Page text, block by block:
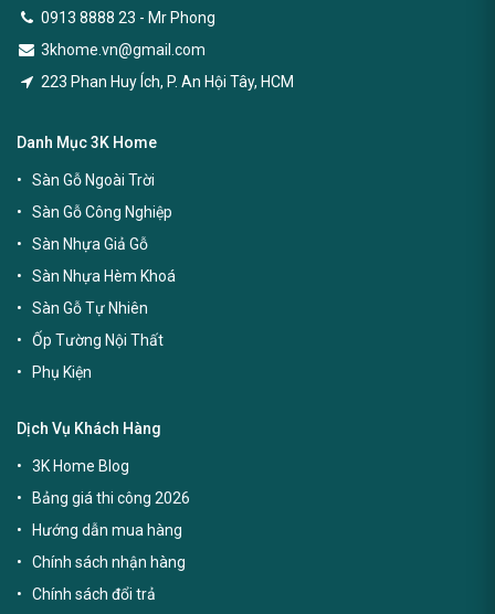
0913 8888 23 - Mr Phong
3khome.vn@gmail.com
223 Phan Huy Ích, P. An Hội Tây, HCM
Danh Mục 3K Home
Sàn Gỗ Ngoài Trời
Sàn Gỗ Công Nghiệp
Sàn Nhựa Giả Gỗ
Sàn Nhựa Hèm Khoá
Sàn Gỗ Tự Nhiên
Ốp Tường Nội Thất
Phụ Kiện
Dịch Vụ Khách Hàng
3K Home Blog
Bảng giá thi công 2026
Hướng dẫn mua hàng
Chính sách nhận hàng
Chính sách đổi trả